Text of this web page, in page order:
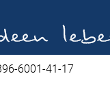
6001-41-17